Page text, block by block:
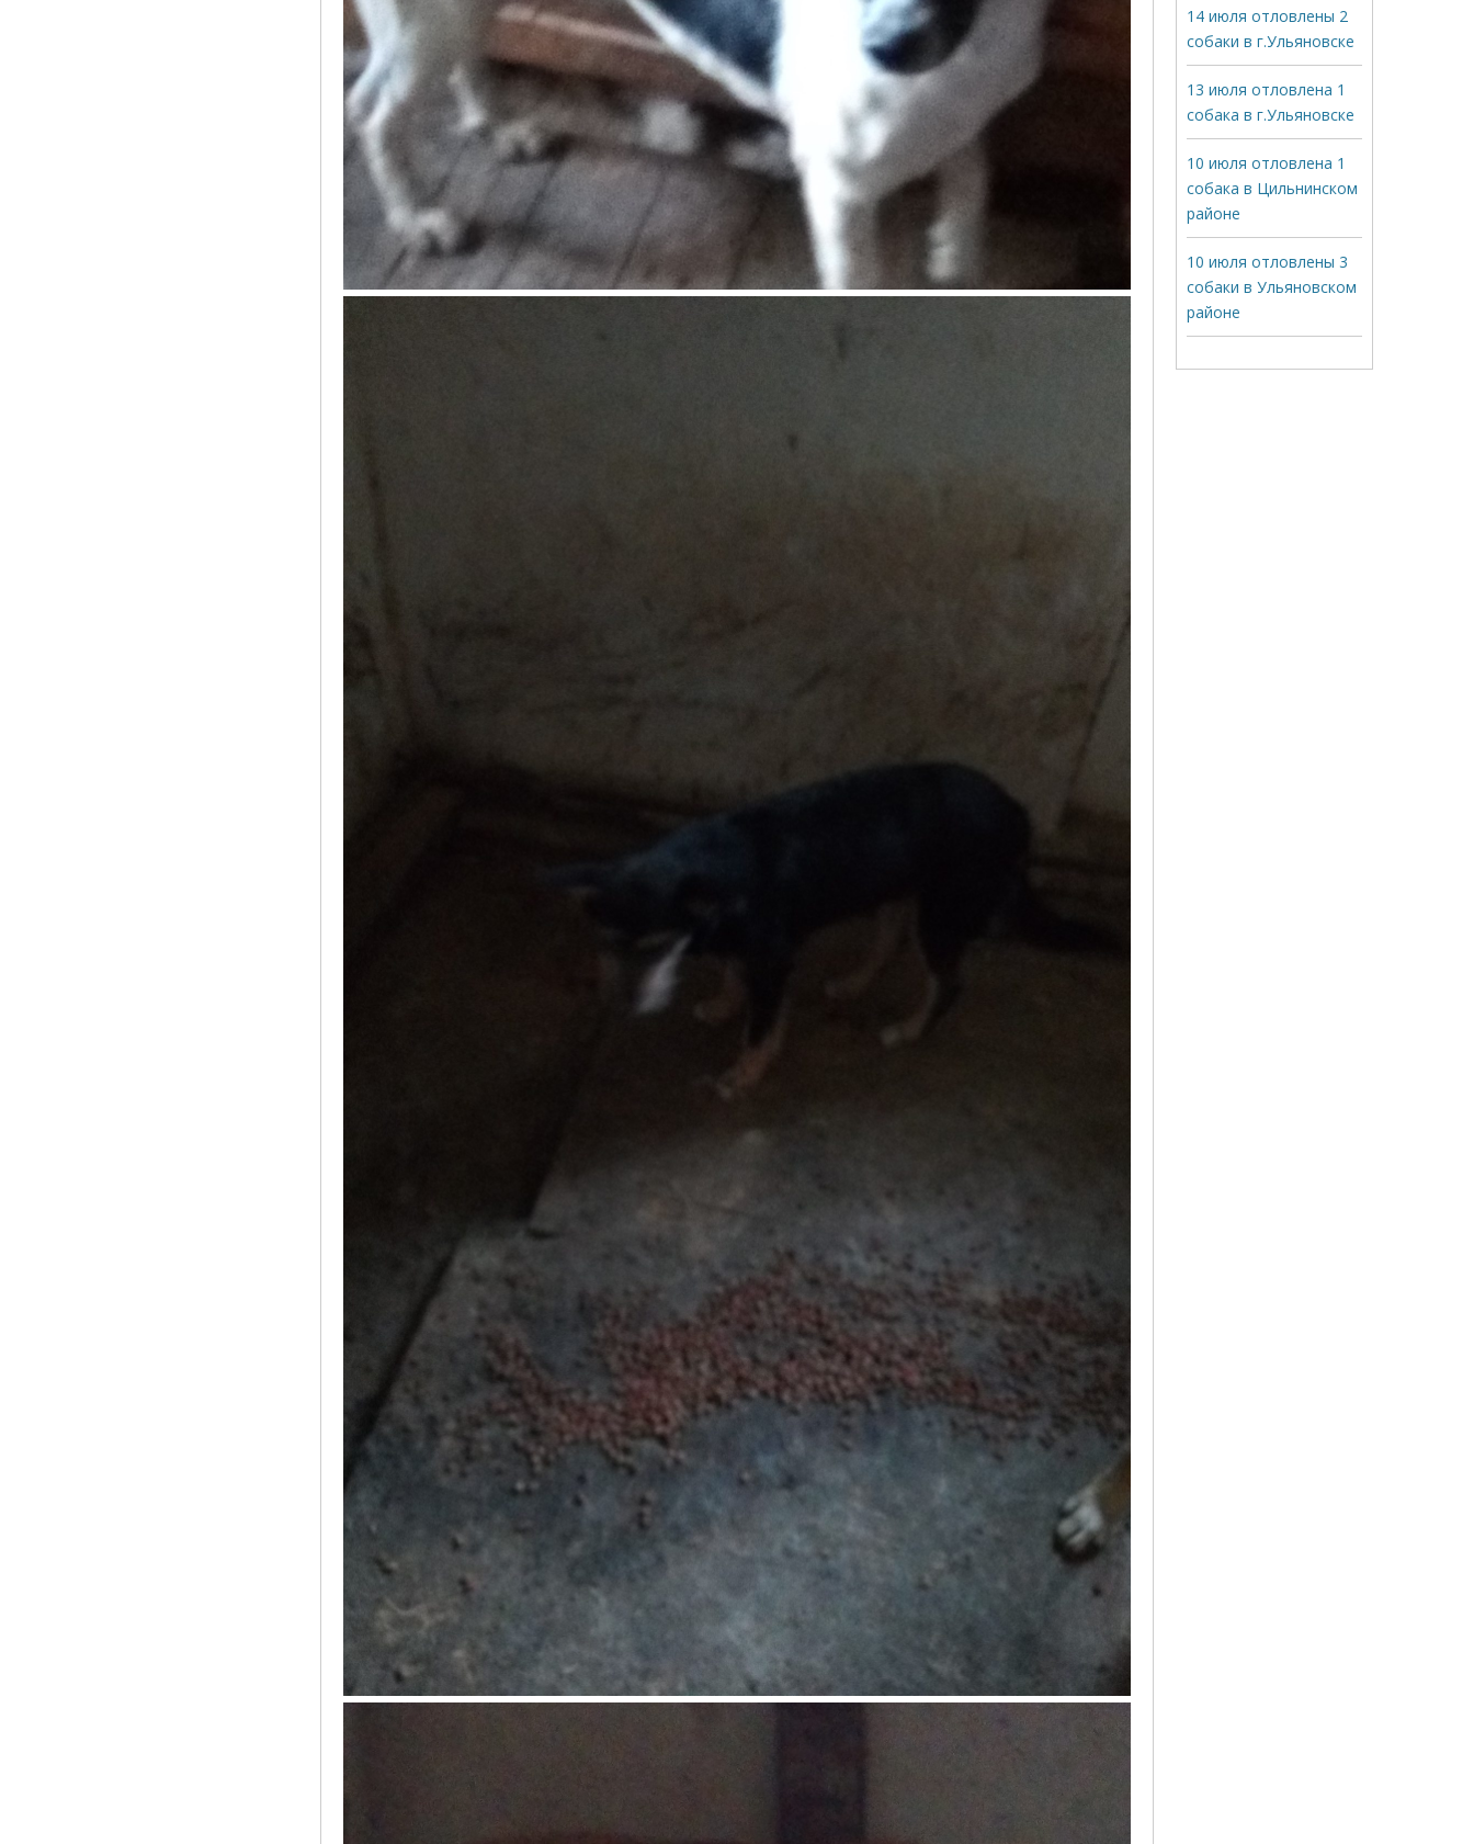
14 июля отловлены 2
собаки в г.Ульяновске
13 июля отловлена 1
собака в г.Ульяновске
10 июля отловлена 1
собака в Цильнинском
районе
10 июля отловлены 3
собаки в Ульяновском
районе